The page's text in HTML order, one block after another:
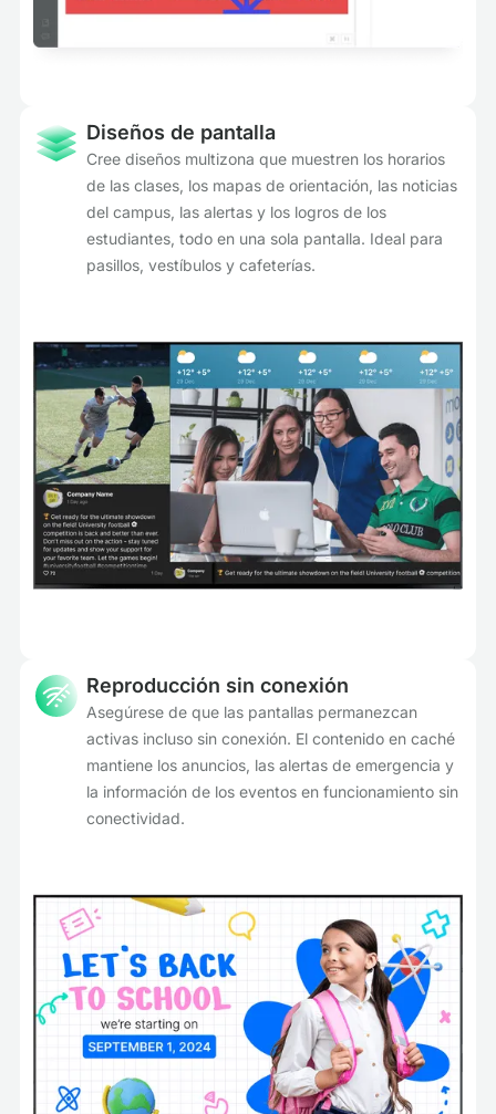
Diseños de pantalla
Cree diseños multizona que muestren los horarios
de las clases, los mapas de orientación, las noticias
del campus, las alertas y los logros de los
estudiantes, todo en una sola pantalla. Ideal para
pasillos, vestíbulos y cafeterías.
Reproducción sin conexión
Asegúrese de que las pantallas permanezcan
activas incluso sin conexión. El contenido en caché
mantiene los anuncios, las alertas de emergencia y
la información de los eventos en funcionamiento sin
conectividad.